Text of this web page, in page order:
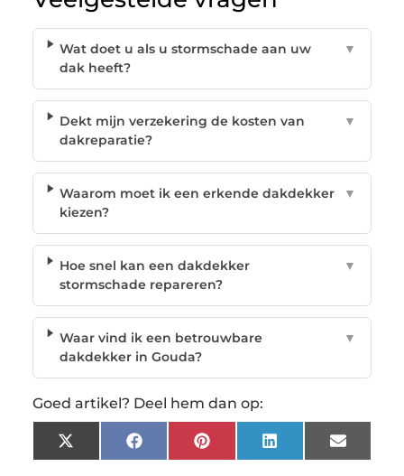
Wat doet u als u stormschade aan uw
dak heeft?
▼
Dekt mijn verzekering de kosten van
dakreparatie?
▼
Waarom moet ik een erkende dakdekker
kiezen?
▼
Hoe snel kan een dakdekker
stormschade repareren?
▼
Waar vind ik een betrouwbare
dakdekker in Gouda?
▼
Goed artikel? Deel hem dan op:
X
(Twitter)
FacebookPinterest LinkedIn Email